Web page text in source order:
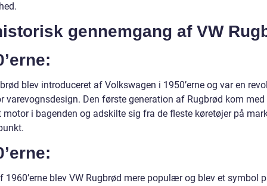
gennemgang af VW
blev introduceret af Volkswagen i 1950’erne og var en
varevognsdesign. Den første generation af Rugbrød kom med
i bagenden og adskilte sig fra de fleste køretøjer på
1960’erne blev VW Rugbrød mere populær og blev et symbol